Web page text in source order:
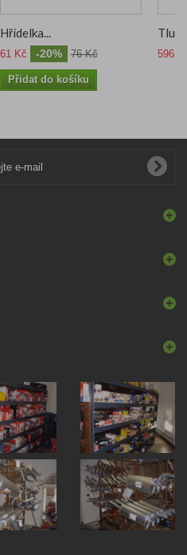
Hřídelka...
61 Kč -20% 76 Kč
Přidat do košíku
596